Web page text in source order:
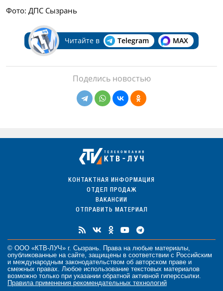
Фото: ДПС Сызрань
Читайте в Telegram MAX
Поделись новостью
КОНТАКТНАЯ ИНФОРМАЦИЯ
ОТДЕЛ ПРОДАЖ
ВАКАНСИИ
ОТПРАВИТЬ МАТЕРИАЛ
© ООО «КТВ-ЛУЧ» г. Сызрань. Права на любые материалы
опубликованные на сайте, защищены в соответствии с Российским
и международным законодательством об авторском праве и
смежных правах. Любое использование текстовых материалов
возможно только при указании обратной активной гиперссылки.
Правила применения рекомендательных технологий